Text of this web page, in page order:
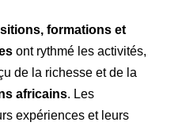
formations et
ont rythmé les activités,
de la richesse et de la
africains. Les
expériences et leurs